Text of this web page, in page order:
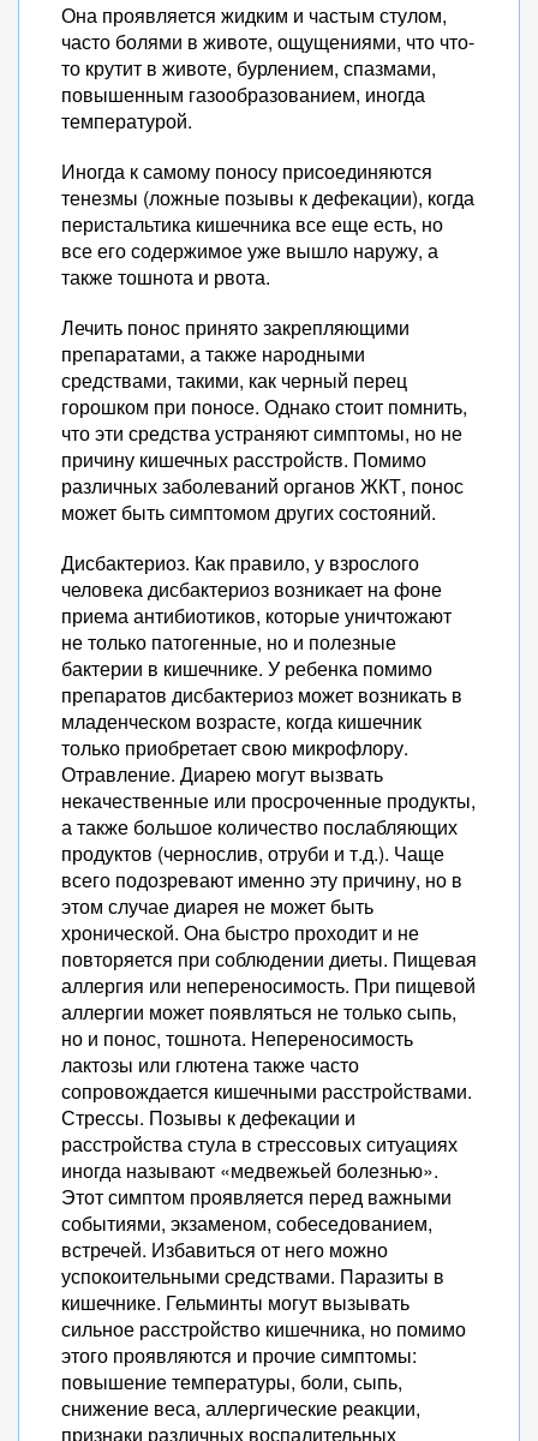
Она проявляется жидким и частым стулом,
часто болями в животе, ощущениями, что что-
то крутит в животе, бурлением, спазмами,
повышенным газообразованием, иногда
температурой.
Иногда к самому поносу присоединяются
тенезмы (ложные позывы к дефекации), когда
перистальтика кишечника все еще есть, но
все его содержимое уже вышло наружу, а
также тошнота и рвота.
Лечить понос принято закрепляющими
препаратами, а также народными
средствами, такими, как черный перец
горошком при поносе. Однако стоит помнить,
что эти средства устраняют симптомы, но не
причину кишечных расстройств. Помимо
различных заболеваний органов ЖКТ, понос
может быть симптомом других состояний.
Дисбактериоз. Как правило, у взрослого
человека дисбактериоз возникает на фоне
приема антибиотиков, которые уничтожают
не только патогенные, но и полезные
бактерии в кишечнике. У ребенка помимо
препаратов дисбактериоз может возникать в
младенческом возрасте, когда кишечник
только приобретает свою микрофлору.
Отравление. Диарею могут вызвать
некачественные или просроченные продукты,
а также большое количество послабляющих
продуктов (чернослив, отруби и т.д.). Чаще
всего подозревают именно эту причину, но в
этом случае диарея не может быть
хронической. Она быстро проходит и не
повторяется при соблюдении диеты. Пищевая
аллергия или непереносимость. При пищевой
аллергии может появляться не только сыпь,
но и понос, тошнота. Непереносимость
лактозы или глютена также часто
сопровождается кишечными расстройствами.
Стрессы. Позывы к дефекации и
расстройства стула в стрессовых ситуациях
иногда называют «медвежьей болезнью».
Этот симптом проявляется перед важными
событиями, экзаменом, собеседованием,
встречей. Избавиться от него можно
успокоительными средствами. Паразиты в
кишечнике. Гельминты могут вызывать
сильное расстройство кишечника, но помимо
этого проявляются и прочие симптомы:
повышение температуры, боли, сыпь,
снижение веса, аллергические реакции,
признаки различных воспалительных